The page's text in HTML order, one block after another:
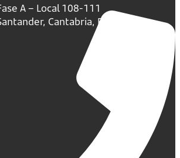
A – Local 108-111
Cantabria, España.